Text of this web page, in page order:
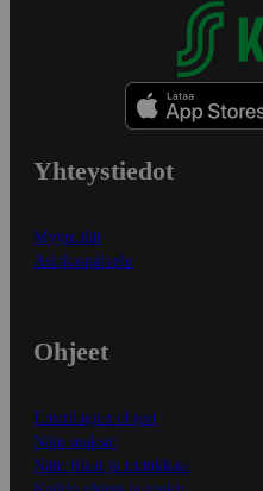
Yhteystiedot
Myymälät
Asiakaspalvelu
Ohjeet
Ensitilaajan ohjeet
Näin maksat
Näin tilaat ja muokkaat